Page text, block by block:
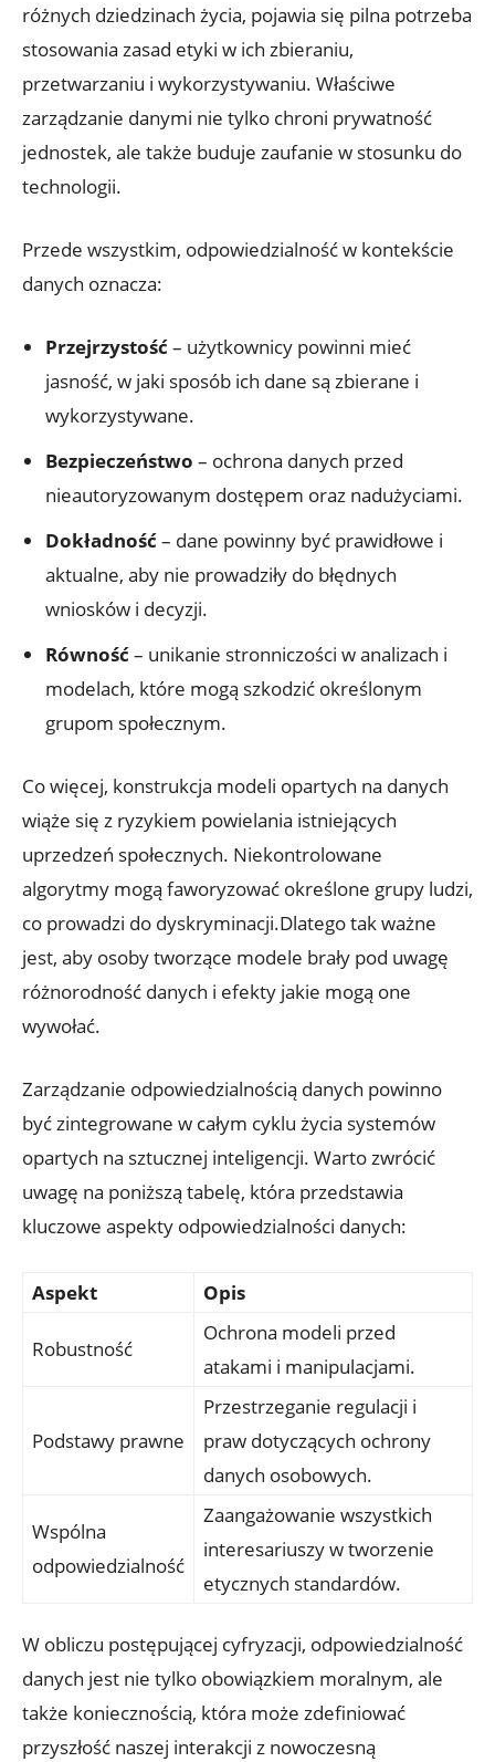
różnych dziedzinach życia, pojawia się pilna potrzeba
stosowania zasad etyki w ich zbieraniu,
przetwarzaniu i wykorzystywaniu. Właściwe
zarządzanie danymi nie tylko chroni prywatność
jednostek, ale także buduje zaufanie w stosunku do
technologii.
Przede wszystkim, odpowiedzialność w kontekście
danych oznacza:
Przejrzystość– użytkownicy powinni mieć
jasność, w jaki sposób ich dane są zbierane i
wykorzystywane.
Bezpieczeństwo – ochrona danych przed
nieautoryzowanym dostępem oraz nadużyciami.
Dokładność– dane powinny być prawidłowe i
aktualne, aby nie prowadziły do błędnych
wniosków i decyzji.
Równość– unikanie stronniczości w analizach i
modelach, które mogą szkodzić określonym
grupom społecznym.
Co więcej, konstrukcja modeli opartych na danych
wiąże się z ryzykiem powielania istniejących
uprzedzeń społecznych. Niekontrolowane
algorytmy mogą faworyzować określone grupy ludzi,
co prowadzi do dyskryminacji.Dlatego tak ważne
jest, aby osoby tworzące modele brały pod uwagę
różnorodność danych i efekty jakie mogą one
wywołać.
Zarządzanie odpowiedzialnością danych powinno
być zintegrowane w całym cyklu życia systemów
opartych na sztucznej inteligencji. Warto zwrócić
uwagę na poniższą tabelę, która przedstawia
kluczowe aspekty odpowiedzialności danych:
Aspekt Opis
Robustność
Ochrona modeli przed
atakami i manipulacjami.
Podstawy prawne
Przestrzeganie regulacji i
praw dotyczących ochrony
danych osobowych.
Wspólna
odpowiedzialność
Zaangażowanie wszystkich
interesariuszy w tworzenie
etycznych standardów.
W obliczu postępującej cyfryzacji, odpowiedzialność
danych jest nie tylko obowiązkiem moralnym, ale
także koniecznością, która może zdefiniować
przyszłość naszej interakcji z nowoczesną